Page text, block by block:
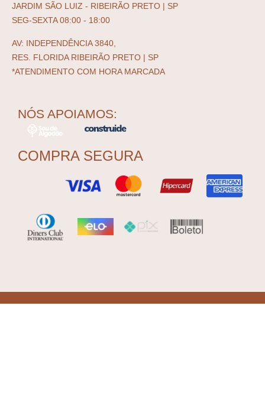
JARDIM SÃO LUIZ - RIBEIRÃO PRETO | SP
SEG-SEXTA 08:00 - 18:00
AV: INDEPENDÊNCIA 3840,
RES. FLORIDA RIBEIRÃO PRETO | SP
*ATENDIMENTO COM HORA MARCADA
NÓS APOIAMOS:
COMPRA SEGURA